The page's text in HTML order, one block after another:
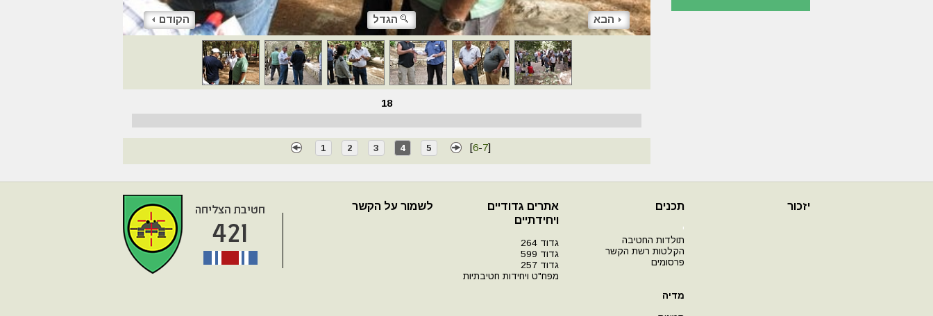
הקודם הגדל הבא
18
1 2 3 4 5 [6-7]
יזכור תכנים
י
תולדות החטיבה
הקלטות רשת הקשר
פרסומים
מדיה
אתרים גדודיים
ויחידתיים
גדוד 264
גדוד 599
גדוד 257
מפח"ט ויחידות חטיבתיות
לשמור על הקשר